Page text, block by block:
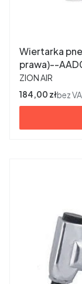
Wiertarka
prawa)--
PRODUCENT
ZION AIR
Cena
184,00 złbez